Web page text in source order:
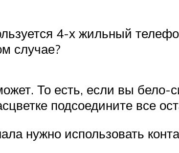
4-х жильный
случае?
То есть, если вы бело-
подсоедините все
нужно использовать